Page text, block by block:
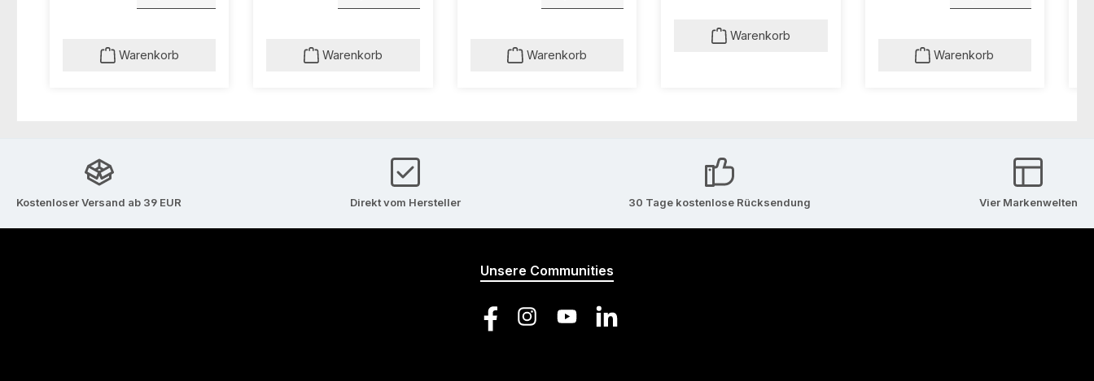
Warenkorb Warenkorb Warenkorb
Warenkorb
Warenkorb
Kostenloser Versand ab 39 EUR Direkt vom Hersteller 30 Tage kostenlose Rücksendung Vier Markenwelten
Unsere Communities
FacebookInstagramYouTube LinkedIn